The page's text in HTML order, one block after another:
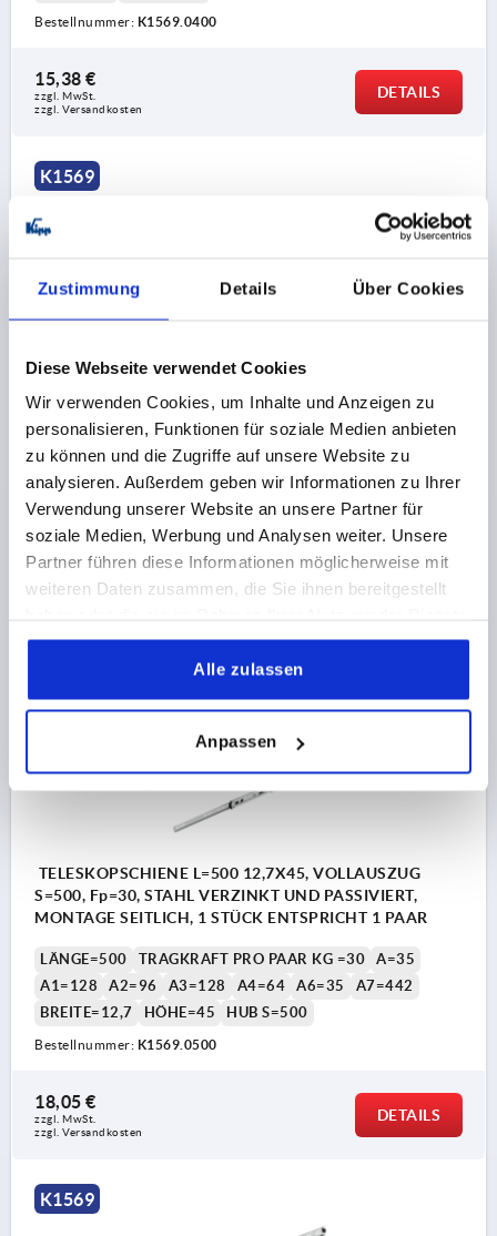
Zustimmung Details Über Cookies
Diese Webseite verwendet Cookies
Wir verwenden Cookies, um Inhalte und Anzeigen zu
personalisieren, Funktionen für soziale Medien anbieten
zu können und die Zugriffe auf unsere Website zu
analysieren. Außerdem geben wir Informationen zu Ihrer
Verwendung unserer Website an unsere Partner für
soziale Medien, Werbung und Analysen weiter. Unsere
Partner führen diese Informationen möglicherweise mit
weiteren Daten zusammen, die Sie ihnen bereitgestellt
gesammelt haben.
Alle zulassen
Anpassen
Bestellnummer: K1569.0400
15,38 €
zzgl. MwSt.
zzgl. Versandkosten
DETAILS
K1569
TELESKOPSCHIENE L=450 12,7X45, VOLLAUSZUG
MONTAGE SEITLICH, 1 STÜCK ENTSPRICHT 1 PAAR
LÄNGE=450 TRAGKRAFT PRO PAAR KG =30
A1=128
A2=96 A3=128 A6=35
A7=392
BREITE=12,7
HÖHE=45 HUB S=450
Bestellnummer:K1569.0450
16,73 €
DETAILS
TELESKOPSCHIENE L=500 12,7X45, VOLLAUSZUG
S=500, Fp=30, STAHL VERZINKT UND PASSIVIERT,
MONTAGE SEITLICH, 1 STÜCK ENTSPRICHT 1 PAAR
LÄNGE=500 TRAGKRAFT PRO PAAR KG =30
A=35
A1=128
A2=96 A3=128 A4=64 A6=35
A7=442
BREITE=12,7
HÖHE=45 HUB S=500
Bestellnummer: K1569.0500
18,05 €
zzgl. MwSt.
zzgl. Versandkosten
DETAILS
K1569